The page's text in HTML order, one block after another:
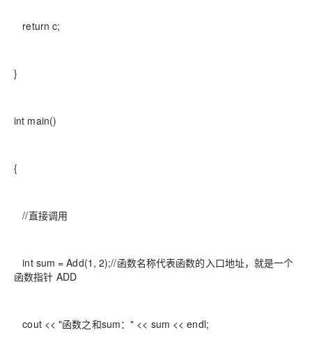
return c;
}
int main()
{
//直接调用
int sum = Add(1, 2);//函数名称代表函数的入口地址，就是一个
函数指针 ADD
cout << "函数之和sum：" << sum << endl;